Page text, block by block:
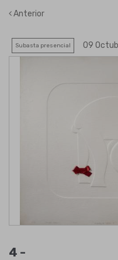
Anterior
Subasta presencial 09
4 -